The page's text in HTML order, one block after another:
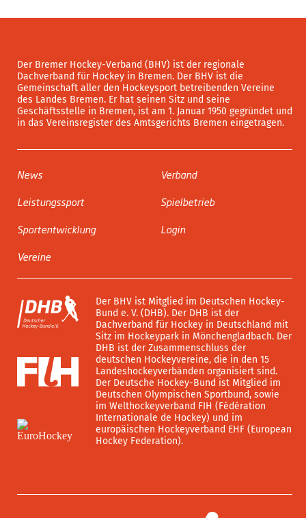
Der Bremer Hockey-Verband (BHV) ist der regionale
Dachverband für Hockey in Bremen. Der BHV ist die
Gemeinschaft aller den Hockeysport betreibenden Vereine
des Landes Bremen. Er hat seinen Sitz und seine
Geschäftsstelle in Bremen, ist am 1. Januar 1950 gegründet und
in das Vereinsregister des Amtsgerichts Bremen eingetragen.
News
Leistungssport
Sportentwicklung
Vereine
Verband
Spielbetrieb
Login
Der BHV ist Mitglied im Deutschen Hockey-
Bund e. V. (DHB). Der DHB ist der
Dachverband für Hockey in Deutschland mit
Sitz im Hockeypark in Mönchengladbach. Der
DHB ist der Zusammenschluss der
deutschen Hockeyvereine, die in den 15
Landeshockeyverbänden organisiert sind.
Der Deutsche Hockey-Bund ist Mitglied im
Deutschen Olympischen Sportbund, sowie
im Welthockeyverband FIH (Fédération
Internationale de Hockey) und im
europäischen Hockeyverband EHF (European
Hockey Federation).